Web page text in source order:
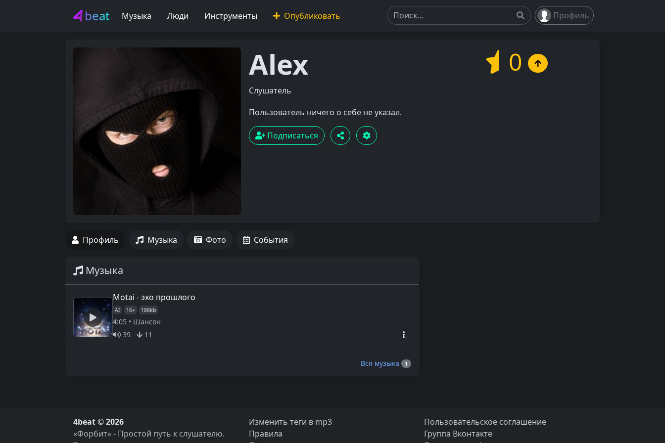
beat Музыка Люди Инструменты Опубликовать Профиль
Alex
Слушатель
0
Пользователь ничего о себе не указал.
Подписаться
Профиль Музыка Фото События
Музыка
Motai - эхо прошлого
AI 16+ 186kb
4:05 • Шансон
39
11
Вся музыка 1
4beat © 2026
«Форбит» - Простой путь к слушателю.
Изменить теги в mp3
Правила
Пользовательское соглашение
Группа Вконтакте